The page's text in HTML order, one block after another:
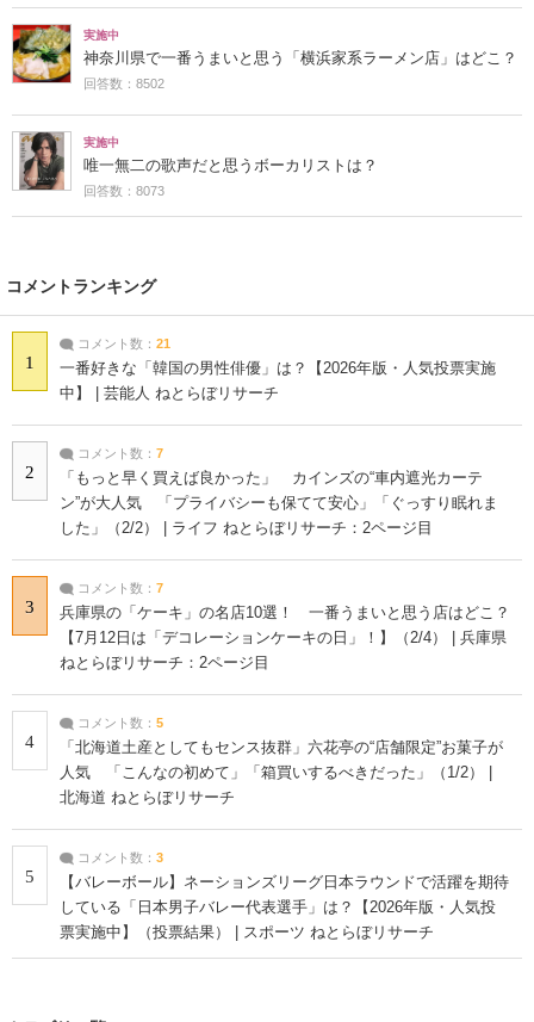
実施中
神奈川県で一番うまいと思う「横浜家系ラーメン店」はどこ？
回答数：8502
実施中
唯一無二の歌声だと思うボーカリストは？
回答数：8073
コメントランキング
1
コメント数： 21
一番好きな「韓国の男性俳優」は？【2026年版・人気投票実施
中】 | 芸能人 ねとらぼリサーチ
2
コメント数： 7
「もっと早く買えば良かった」 カインズの“車内遮光カーテ
ン”が大人気 「プライバシーも保てて安心」「ぐっすり眠れま
した」（2/2） | ライフ ねとらぼリサーチ：2ページ目
3
コメント数： 7
兵庫県の「ケーキ」の名店10選！ 一番うまいと思う店はどこ？
【7月12日は「デコレーションケーキの日」！】（2/4） | 兵庫県
ねとらぼリサーチ：2ページ目
4
コメント数： 5
「北海道土産としてもセンス抜群」六花亭の“店舗限定”お菓子が
人気 「こんなの初めて」「箱買いするべきだった」（1/2） |
北海道 ねとらぼリサーチ
5
コメント数： 3
【バレーボール】ネーションズリーグ日本ラウンドで活躍を期待
している「日本男子バレー代表選手」は？【2026年版・人気投
票実施中】（投票結果） | スポーツ ねとらぼリサーチ